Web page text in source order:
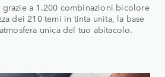
a 1.200 combinazioni bicolore
dei 210 temi in tinta unita, la base
unica del tuo abitacolo.